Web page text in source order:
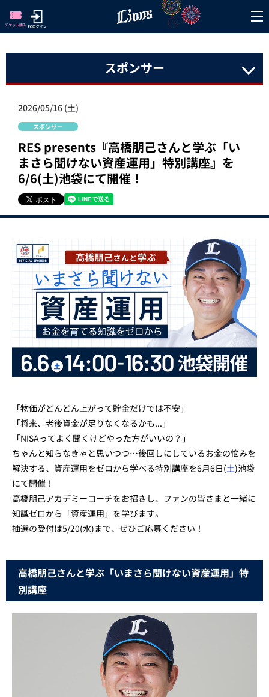
スポンサー
2026/05/16 (土)
スポンサー
RES presents『高橋朋己さんと学ぶ「い
まさら聞けない資産運用」特別講座』を
6/6(土)池袋にて開催！
「物価がどんどん上がって貯金だけでは不安」
「将来、老後資金が足りなくなるかも...」
「NISAってよく聞くけどやった方がいいの？」
ちゃんと知らなきゃと思いつつ…後回しにしているお金の悩みを
解決する、資産運用をゼロから学べる特別講座を6月6日(土)池袋
にて開催！
高橋朋己アカデミーコーチをお招きし、ファンの皆さまと一緒に
知識ゼロから「資産運用」を学びます。
抽選の受付は5/20(水)まで、ぜひご応募ください！
高橋朋己さんと学ぶ「いまさら聞けない資産運用」特
別講座